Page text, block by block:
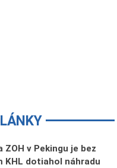
ZOH v Pekingu je bez
KHL dotiahol náhradu